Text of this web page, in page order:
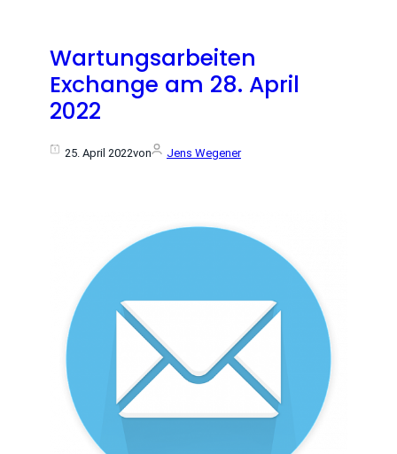
Wartungsarbeiten
Exchange am 28. April
2022
25. April 2022von Jens Wegener